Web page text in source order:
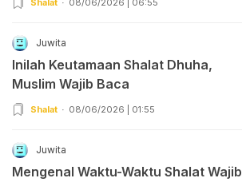
Juwita
Inilah Keutamaan Shalat Dhuha,
Muslim Wajib Baca
Shalat 08/06/2026 | 01:55
Juwita
Mengenal Waktu-Waktu Shalat Wajib